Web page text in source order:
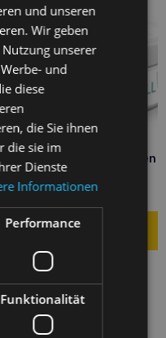
VETFOOD Anti Haarballen
14,40€
und unseren
Wir geben
unserer
und
diese
die Sie ihnen
die sie im
Dienste
Informationen
Performance
Funktionalität